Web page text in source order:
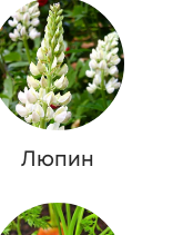
Люпин